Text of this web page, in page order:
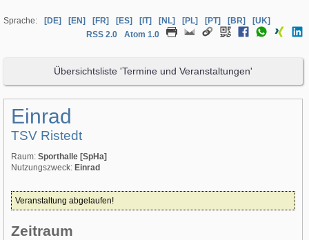
Sprache: [DE] [EN] [FR] [ES] [IT] [NL] [PL] [PT] [BR]
[UK]
RSS 2.0
Atom 1.0
Übersichtsliste 'Termine und Veranstaltungen'
Einrad
TSV Ristedt
Raum: Sporthalle [SpHa]
Nutzungszweck: Einrad
Veranstaltung abgelaufen!
Zeitraum